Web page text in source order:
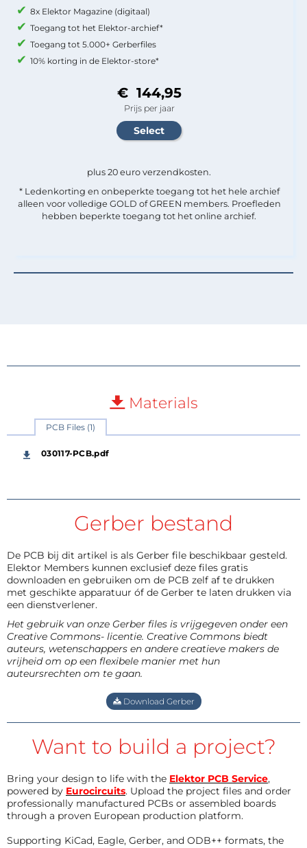
8x Elektor Magazine (digitaal)
Toegang tot het Elektor-archief*
Toegang tot 5.000+ Gerberfiles
10% korting in de Elektor-store*
€ 144,95
Prijs per jaar
plus 20 euro verzendkosten.
* Ledenkorting en onbeperkte toegang tot het hele archief
alleen voor volledige GOLD of GREEN members. Proefleden
hebben beperkte toegang tot het online archief.
Materials
PCB Files (1)
030117-PCB.pdf
Gerber bestand
De PCB bij dit artikel is als Gerber file beschikbaar gesteld.
Elektor Members kunnen exclusief deze files gratis
downloaden en gebruiken om de PCB zelf af te drukken
met geschikte apparatuur óf de Gerber te laten drukken via
een dienstverlener.
Het gebruik van onze Gerber files is vrijgegeven onder een
Creative Commons- licentie. Creative Commons biedt
auteurs, wetenschappers en andere creatieve makers de
vrijheid om op een flexibele manier met hun
auteursrechten om te gaan.
Download Gerber
Want to build a project?
Bring your design to life with the Elektor PCB Service,
powered by Eurocircuits. Upload the project files and order
professionally manufactured PCBs or assembled boards
through a proven European production platform.
Supporting KiCad, Eagle, Gerber, and ODB++ formats, the